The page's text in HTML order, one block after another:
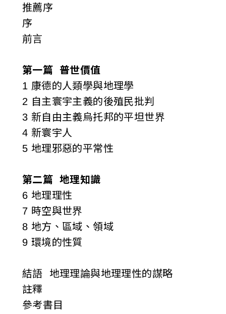
推薦序
序
前言
第一篇 普世價值
1 康德的人類學與地理學
2 自主寰宇主義的後殖民批判
3 新自由主義烏托邦的平坦世界
4 新寰宇人
5 地理邪惡的平常性
第二篇 地理知識
6 地理理性
7 時空與世界
8 地方、區域、領域
9 環境的性質
結語 地理理論與地理理性的謀略
註釋
參考書目